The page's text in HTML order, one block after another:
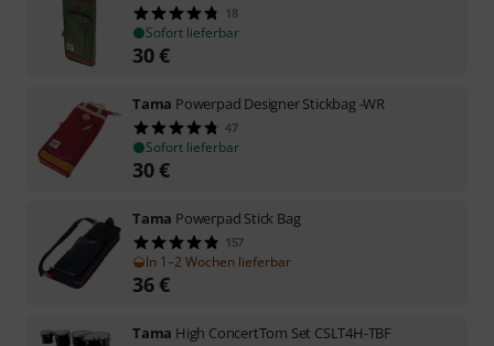
18
Sofort lieferbar
30€
Tama Powerpad Designer Stickbag -WR
47
Sofort lieferbar
30€
Tama Powerpad Stick Bag
157
In 1–2 Wochen lieferbar
36€
Tama High ConcertTom Set CSLT4H-TBF